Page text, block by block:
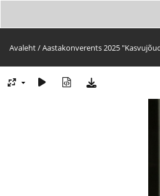
Avaleht/Aastakonverents 2025